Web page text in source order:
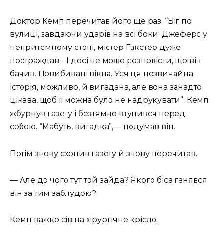
Доктор Кемп перечитав його ще раз. “Біг по
вулиці, завдаючи ударів на всі боки. Джеферс у
непритомному стані, містер Гакстер дуже
постраждав… І досі не може розповісти, що він
бачив. Повибивані вікна. Уся ця незвичайна
історія, можливо, й вигадана, але вона занадто
цікава, щоб її можна було не надрукувати”. Кемп
жбурнув газету і безтямно втупився перед
собою. “Мабуть, вигадка”,— подумав він.
Потім знову схопив газету й знову перечитав.
— Але до чого тут той зайда? Якого біса ганявся
він за тим заблудою?
Кемп важко сів на хірургічне крісло.